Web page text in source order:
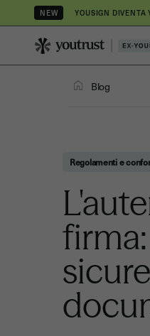
NEW YOUSIGN DIVENTA
Blog
Regolamenti e